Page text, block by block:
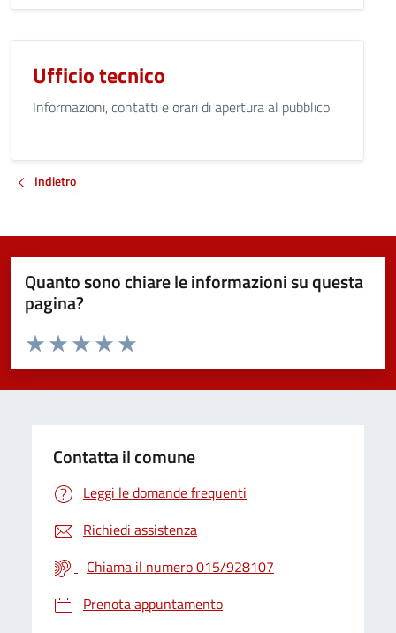
Ufficio tecnico
Informazioni, contatti e orari di apertura al pubblico
Indietro
Quanto sono chiare le informazioni su questa
pagina?
Valuta da 1 a 5 stelle la pagina
Valuta 5 stelle su 5
Valuta 4 stelle su 5
Valuta 3 stelle su 5
Valuta 2 stelle su 5
Valuta 1 stelle su 5
Contatta il comune
Leggi le domande frequenti
Richiedi assistenza
Chiama il numero 015/928107
Prenota appuntamento